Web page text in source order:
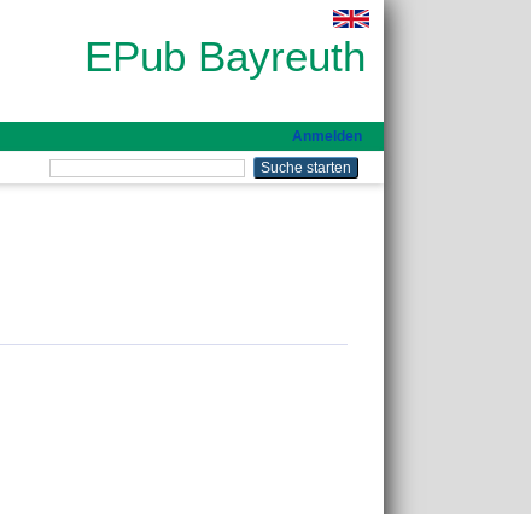
EPub Bayreuth
Anmelden